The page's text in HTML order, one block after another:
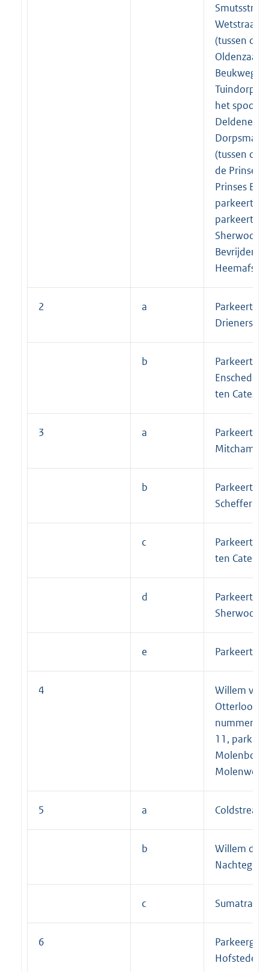
Wetstraat,
(tussen de
Beukweg),
het spoor
(tussen de
de Prinses
Prinses
Sherwood
2 a
b
ten
3 a
b
c
ten
d
Sherwood
e
4
Willem van
nummers:
11,
Molenborg
Molenweg);
5 a Coldstream;
b
Willem de
c
6